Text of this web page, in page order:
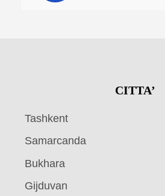
CITTA’
Tashkent
Samarcanda
Bukhara
Gijduvan